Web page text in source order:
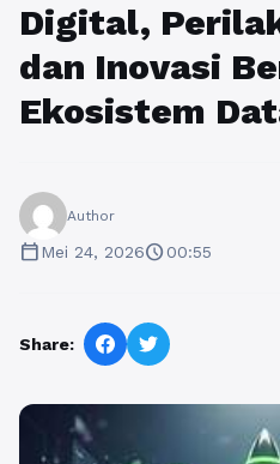
Digital,
dan Inovasi
Ekosistem
Author
calendar_todayMei 24, 2026schedule00:55
Share: